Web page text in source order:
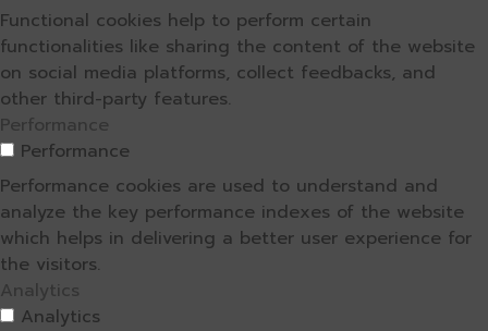
Functional cookies help to perform certain
functionalities like sharing the content of the website
on social media platforms, collect feedbacks, and
other third-party features.
Performance
Performance
Performance cookies are used to understand and
analyze the key performance indexes of the website
which helps in delivering a better user experience for
the visitors.
Analytics
Analytics